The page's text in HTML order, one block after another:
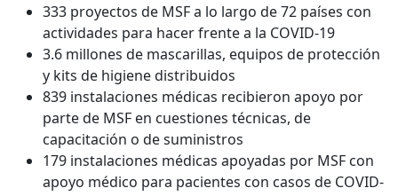
333 proyectos de MSF a lo largo de 72 países con
actividades para hacer frente a la COVID-19
3.6 millones de mascarillas, equipos de protección
y kits de higiene distribuidos
839 instalaciones médicas recibieron apoyo por
parte de MSF en cuestiones técnicas, de
capacitación o de suministros
179 instalaciones médicas apoyadas por MSF con
apoyo médico para pacientes con casos de COVID-